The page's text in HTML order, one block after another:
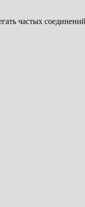
частых